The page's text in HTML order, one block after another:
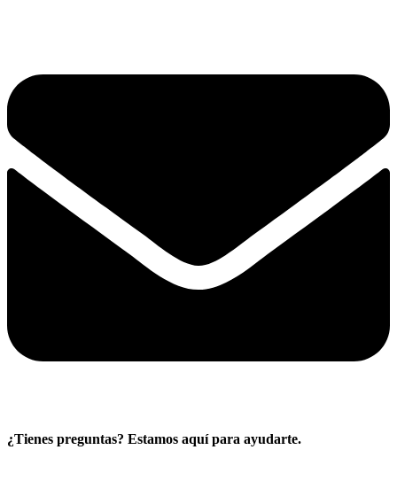
¿Tienes preguntas? Estamos aquí para ayudarte.